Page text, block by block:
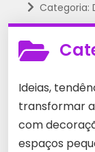
Categoria:
Ideias,
transformar
com
espaços